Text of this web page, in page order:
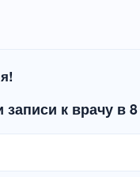
к врачу в